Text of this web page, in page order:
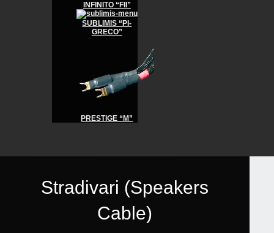
INFINITO “FII”
SUBLIMIS “PI-
GRECO”
PRESTIGE “M”
Stradivari (Speakers
Cable)